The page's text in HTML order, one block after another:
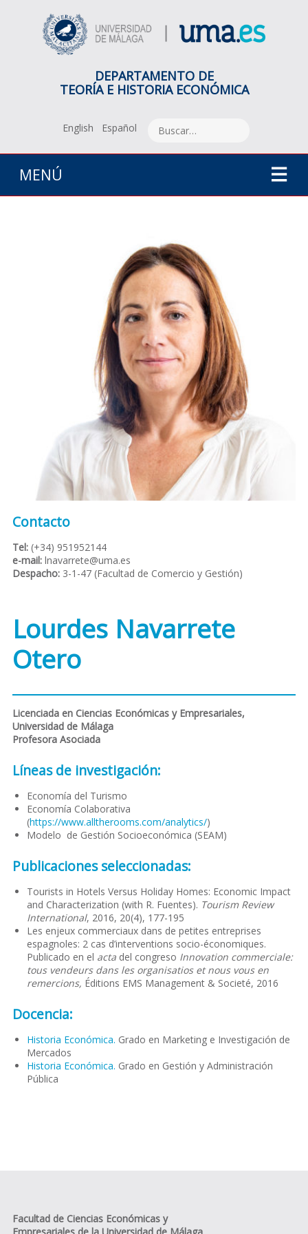
DEPARTAMENTO DE
TEORÍA E HISTORIA ECONÓMICA
English Español
MENÚ
Contacto
Tel:(+34) 951952144
e-mail: lnavarrete
ma
Despacho: 3-1-47 (Facultad de Comercio y Gestión)
Lourdes Navarrete
Otero
Licenciada en Ciencias Económicas y Empresariales,
Universidad de Málaga
Profesora Asociada
Líneas de investigación:
Economía del Turismo
Economía Colaborativa
(https://www.alltherooms.com/analytics/)
Modelo de Gestión Socioeconómica (SEAM)
Publicaciones seleccionadas:
Tourists in Hotels Versus Holiday Homes: Economic Impact
and Characterization (with R. Fuentes). Tourism Review
International, 2016, 20(4), 177-195
Les enjeux commerciaux dans de petites entreprises
espagnoles: 2 cas d’interventions socio-économiques.
Publicado en el actadel congreso Innovation commerciale:
tous vendeurs dans les organisatios et nous vous en
remercions, Éditions EMS Management & Societé, 2016
Docencia:
Historia Económica. Grado en Marketing e Investigación de
Mercados
Historia Económica. Grado en Gestión y Administración
Pública
Facultad de Ciencias Económicas y